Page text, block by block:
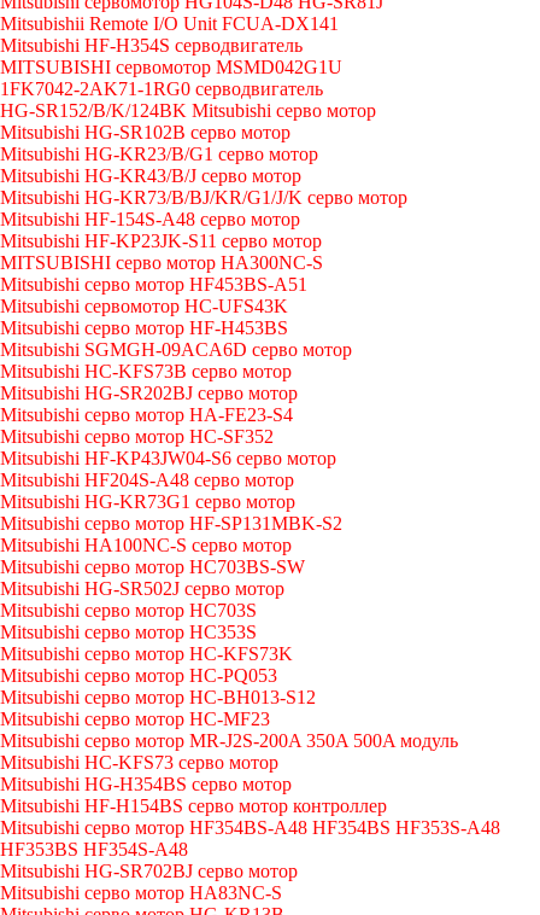
Mitsubishii Remote I/O Unit FCUA-DX141
Mitsubishi HF-H354S серводвигатель
MITSUBISHI сервомотор MSMD042G1U
1FK7042-2AK71-1RG0 серводвигатель
HG-SR152/B/K/124BK Mitsubishi серво мотор
Mitsubishi HG-SR102B серво мотор
Mitsubishi HG-KR23/B/G1 серво мотор
Mitsubishi HG-KR43/B/J серво мотор
Mitsubishi HG-KR73/B/BJ/KR/G1/J/K серво мотор
Mitsubishi HF-154S-A48 серво мотор
Mitsubishi HF-KP23JK-S11 серво мотор
MITSUBISHI серво мотор HA300NC-S
Mitsubishi серво мотор HF453BS-A51
Mitsubishi сервомотор HC-UFS43K
Mitsubishi серво мотор HF-H453BS
Mitsubishi SGMGH-09ACA6D серво мотор
Mitsubishi HC-KFS73B серво мотор
Mitsubishi HG-SR202BJ серво мотор
Mitsubishi серво мотор HA-FE23-S4
Mitsubishi серво мотор HC-SF352
Mitsubishi HF-KP43JW04-S6 серво мотор
Mitsubishi HF204S-A48 серво мотор
Mitsubishi HG-KR73G1 серво мотор
Mitsubishi серво мотор HF-SP131MBK-S2
Mitsubishi HA100NC-S серво мотор
Mitsubishi серво мотор HC703BS-SW
Mitsubishi HG-SR502J серво мотор
Mitsubishi серво мотор HC703S
Mitsubishi серво мотор HC353S
Mitsubishi серво мотор HC-KFS73K
Mitsubishi серво мотор HC-PQ053
Mitsubishi серво мотор HC-BH013-S12
Mitsubishi серво мотор HC-MF23
Mitsubishi серво мотор MR-J2S-200A 350A 500A модуль
Mitsubishi HC-KFS73 серво мотор
Mitsubishi HG-H354BS серво мотор
Mitsubishi HF-H154BS серво мотор контроллер
Mitsubishi серво мотор HF354BS-A48 HF354BS HF353S-A48
HF353BS HF354S-A48
Mitsubishi HG-SR702BJ серво мотор
Mitsubishi серво мотор HA83NC-S